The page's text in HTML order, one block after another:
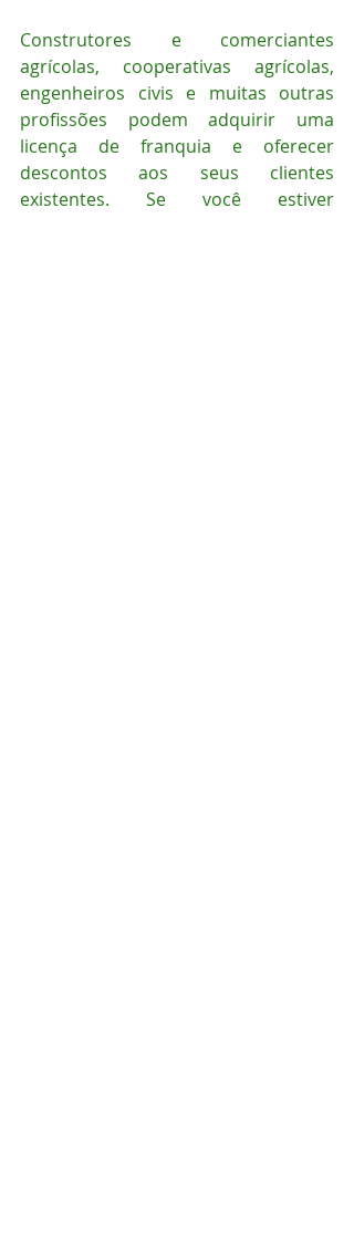
Construtores e comerciantes
agrícolas, cooperativas agrícolas,
engenheiros civis e muitas outras
profissões podem adquirir uma
licença de franquia e oferecer
descontos aos seus clientes
existentes. Se você estiver